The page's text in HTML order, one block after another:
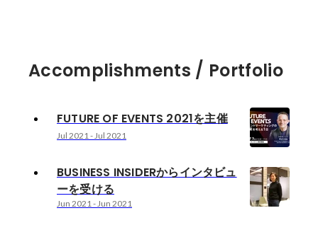
Accomplishments / Portfolio
FUTURE OF EVENTS 2021を主催
Jul 2021 - Jul 2021
BUSINESS INSIDERからインタビュ
ーを受ける
Jun 2021 - Jun 2021